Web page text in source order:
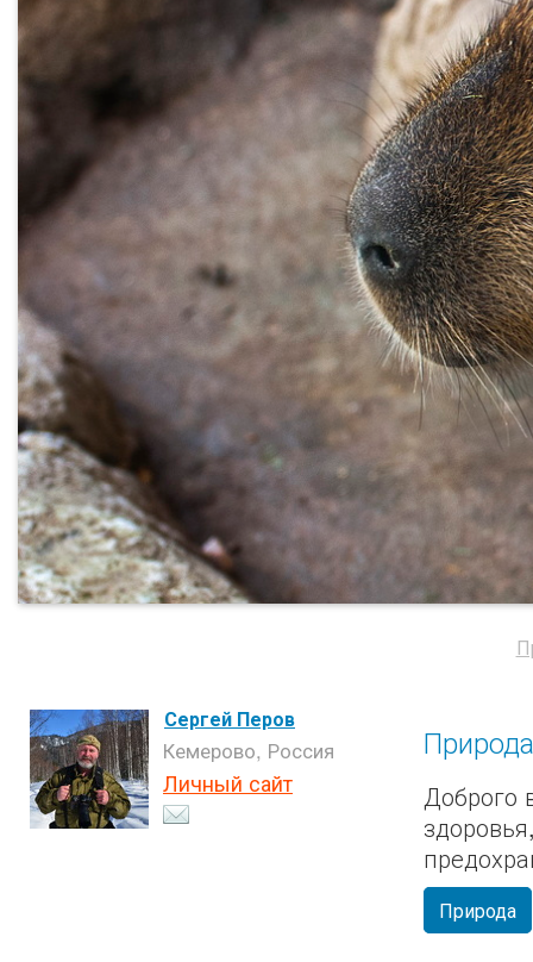
Сергей Перов
Кемерово, Россия
Личный сайт
Природа
Доброго
Природа